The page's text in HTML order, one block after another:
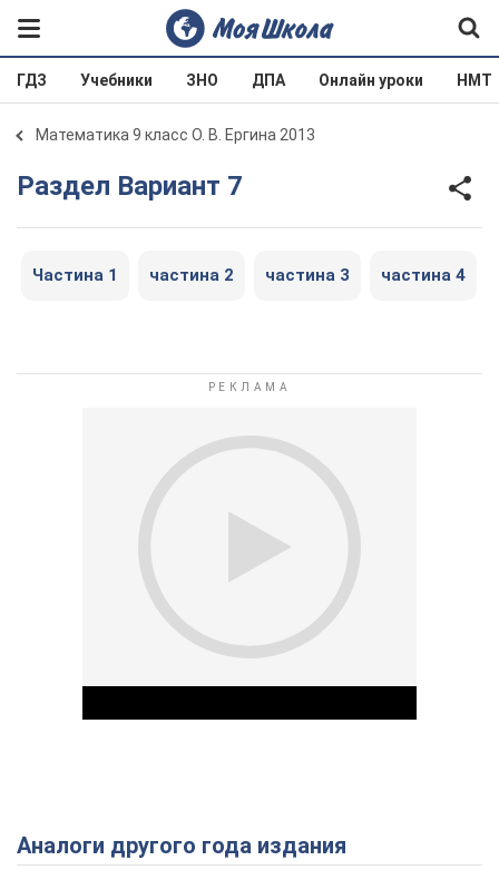
ГДЗ Учебники ЗНО ДПА Онлайн уроки НМТ
Математика 9 класс О. В. Ергина 2013
Раздел Вариант 7
Частина 1 частина 2 частина 3 частина 4
Play Video
Аналоги другого года издания